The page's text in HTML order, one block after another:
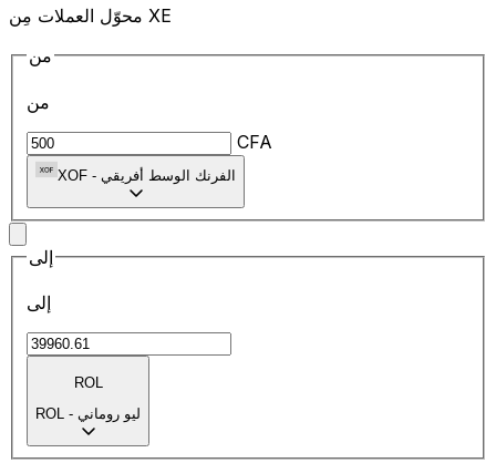
محوّل العملات مِن XE
من
من
CFA
XOF - الفرنك الوسط أفريقي
إلى
إلى
ROL
ROL - ليو روماني